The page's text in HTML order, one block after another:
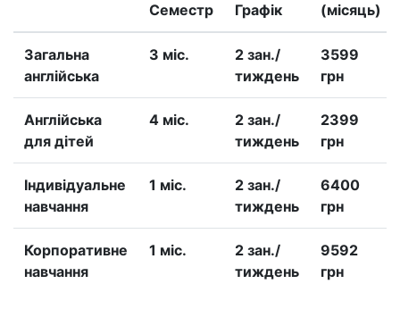
Семестр Графік
(місяць)
Загальна
англійська
3 міс.
2 зан./
тиждень
3599
грн
Англійська
для дітей
4 міс.
2 зан./
тиждень
2399
грн
Iндивідуальне
навчання
1 міс.
2 зан./
тиждень
6400
грн
Корпоративне
навчання
1 міс.
2 зан./
тиждень
9592
грн